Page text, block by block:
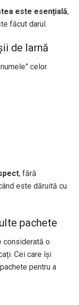
este esențială,
făcut darul.
de Iarnă
celor
, fără
este dăruită cu
pachete
considerată o
Cei care își
pentru a